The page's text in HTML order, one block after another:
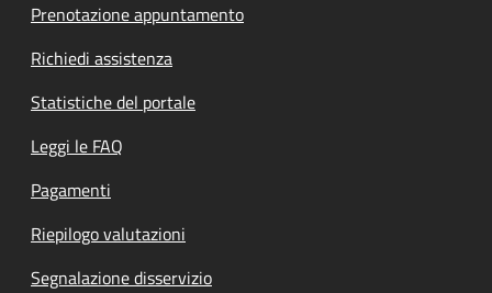
Prenotazione appuntamento
Richiedi assistenza
Statistiche del portale
Leggi le FAQ
Pagamenti
Riepilogo valutazioni
Segnalazione disservizio